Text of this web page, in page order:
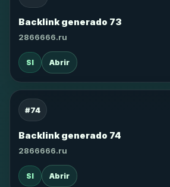
Backlink generado 73
2866666.ru
SI Abrir
#74
Backlink generado 74
2866666.ru
SI Abrir